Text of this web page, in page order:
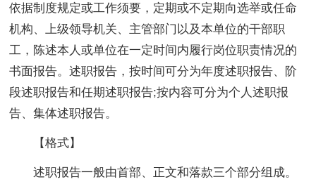
依据制度规定或工作须要，定期或不定期向选举或任命
机构、上级领导机关、主管部门以及本单位的干部职
工，陈述本人或单位在一定时间内履行岗位职责情况的
书面报告。述职报告，按时间可分为年度述职报告、阶
段述职报告和任期述职报告;按内容可分为个人述职报
告、集体述职报告。
【格式】
述职报告一般由首部、正文和落款三个部分组成。